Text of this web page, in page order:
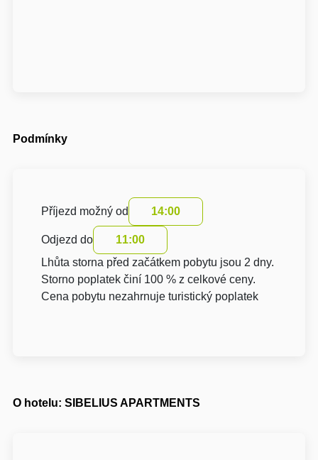
Podmínky
Příjezd možný od 14:00
Odjezd do
11:00
Lhůta storna před začátkem pobytu jsou 2 dny.
Storno poplatek činí 100 % z celkové ceny.
Cena pobytu nezahrnuje turistický poplatek
O hotelu: SIBELIUS APARTMENTS